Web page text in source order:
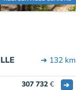
➔ 132 km
307 732 € ➔